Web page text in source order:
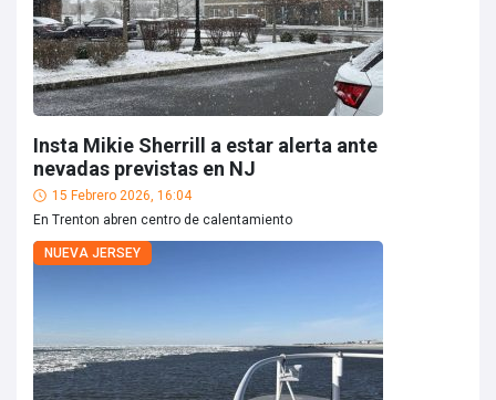
Insta Mikie Sherrill a estar alerta ante
nevadas previstas en NJ
15 Febrero 2026, 16:04
En Trenton abren centro de calentamiento
NUEVA JERSEY